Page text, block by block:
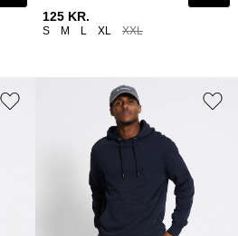
S M L XL XXL
125 KR.